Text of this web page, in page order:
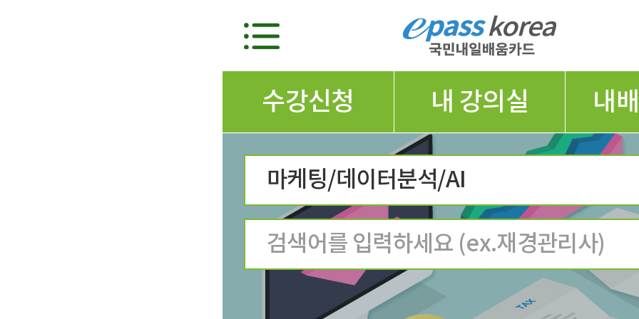
수강신청 내 강의실 내
마케팅/데이터분석/AI